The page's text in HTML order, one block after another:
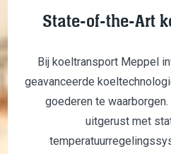
State-of-the-Art
Bij koeltransport Meppel
geavanceerde
goederen te
uitgerust met